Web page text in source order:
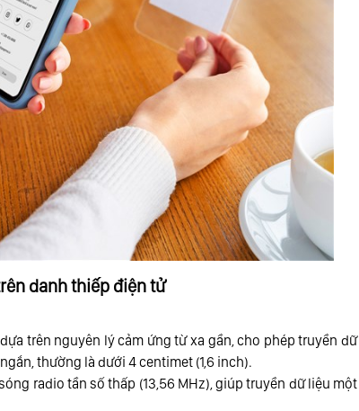
danh thiếp điện tử
trên nguyên lý cảm ứng từ xa gần, cho phép truyền dữ
thường là dưới 4 centimet (1,6 inch).
radio tần số thấp (13,56 MHz), giúp truyền dữ liệu một